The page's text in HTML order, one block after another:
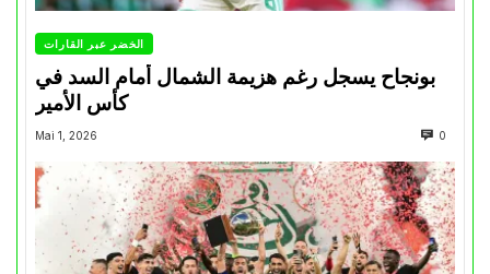
الخضر عبر القارات
بونجاح يسجل رغم هزيمة الشمال أمام السد في
كأس الأمير
Mai 1, 2026 0